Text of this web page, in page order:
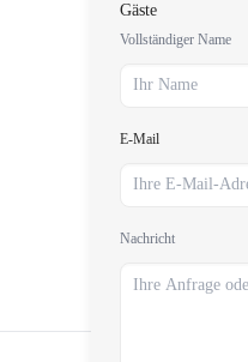
Gäste
Vollständiger Name
E-Mail
Nachricht